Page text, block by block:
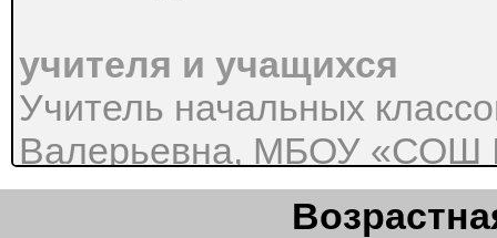
учителя и учащихся
Учитель начальных
Валерьевна, МБОУ «СОШ
Урок математики во 2